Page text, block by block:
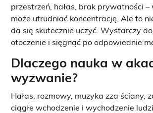
przestrzeń, hałas, brak prywatności –
może utrudniać koncentrację. Ale to
da się skutecznie uczyć. Wystarczy
otoczenie i sięgnąć po odpowiednie
Dlaczego nauka w
wyzwanie?
Hałas, rozmowy, muzyka zza ściany,
ciągłe wchodzenie i wychodzenie